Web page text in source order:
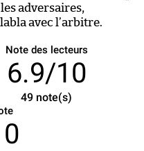
adversaires,
avec l’arbitre.
Note des lecteurs
6.9/10
49 note(s)